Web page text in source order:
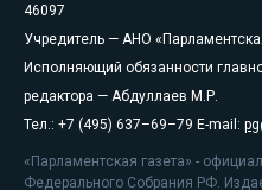
46097
Учредитель — АНО
Исполняющий обязанности
редактора — Абдуллаев М.Р.
Тел.: +7 (495) 637–69–79 E-mail:
«Парламентская газета» -
Федерального Собрания РФ.